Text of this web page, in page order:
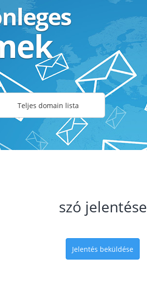
Teljes domain lista
szó jelentése
Jelentés beküldése